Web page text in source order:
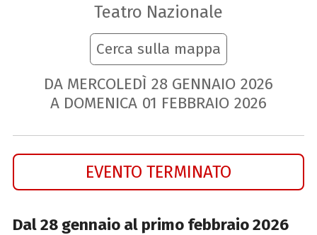
Teatro Nazionale
Cerca sulla mappa
DA MERCOLEDÌ 28 GENNAIO 2026
A DOMENICA 01 FEBBRAIO 2026
EVENTO TERMINATO
Dal 28 gennaio al primo febbraio 2026